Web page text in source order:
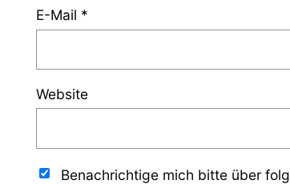
E-Mail *
Website
Benachrichtige mich bitte über